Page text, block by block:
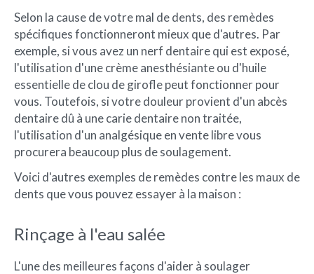
Selon la cause de votre mal de dents, des remèdes
spécifiques fonctionneront mieux que d'autres. Par
exemple, si vous avez un nerf dentaire qui est exposé,
l'utilisation d'une crème anesthésiante ou d'huile
essentielle de clou de girofle peut fonctionner pour
vous. Toutefois, si votre douleur provient d'un abcès
dentaire dû à une carie dentaire non traitée,
l'utilisation d'un analgésique en vente libre vous
procurera beaucoup plus de soulagement.
Voici d'autres exemples de remèdes contre les maux de
dents que vous pouvez essayer à la maison :
Rinçage à l'eau salée
L'une des meilleures façons d'aider à soulager